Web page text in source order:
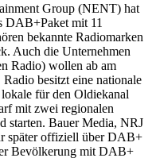
Group (NENT) hat
DAB+Paket mit 11
bekannte Radiomarken
Auch die Unternehmen
Radio) wollen ab am
besitzt eine nationale
für den Oldiekanal
mit zwei regionalen
starten. Bauer Media, NRJ
später offiziell über DAB+
Bevölkerung mit DAB+